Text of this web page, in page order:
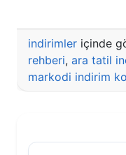
indirimler içinde
rehberi, ara tatil
markodi indirim